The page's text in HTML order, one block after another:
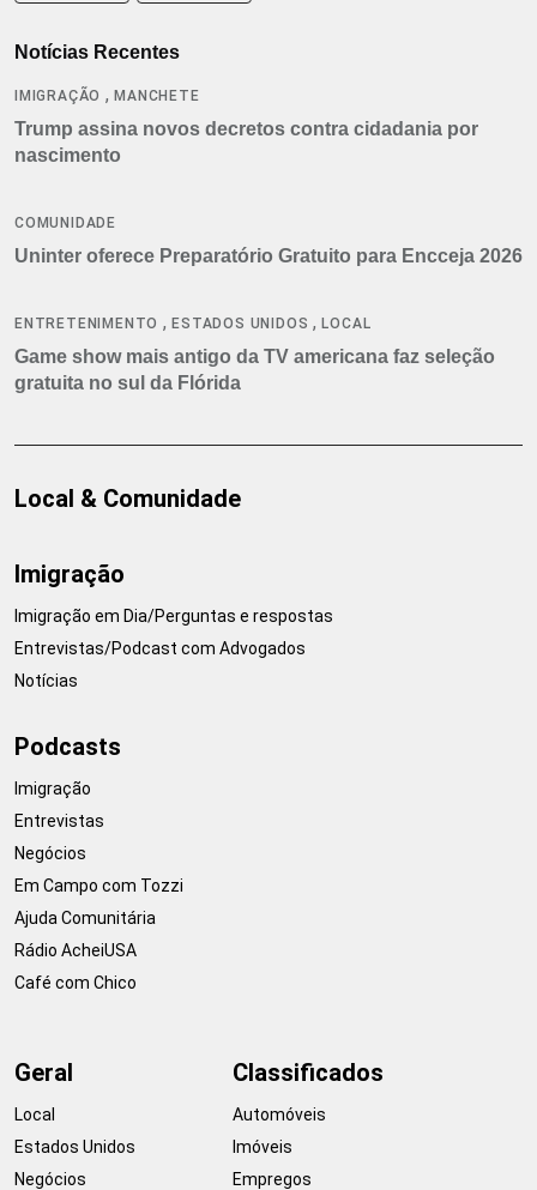
Notícias Recentes
IMIGRAÇÃO ,MANCHETE
Trump assina novos decretos contra cidadania por
nascimento
COMUNIDADE
Uninter oferece Preparatório Gratuito para Encceja 2026
ENTRETENIMENTO ,ESTADOS UNIDOS ,LOCAL
Game show mais antigo da TV americana faz seleção
gratuita no sul da Flórida
Local & Comunidade
Imigração
Imigração em Dia/Perguntas e respostas
Entrevistas/Podcast com Advogados
Notícias
Podcasts
Imigração
Entrevistas
Negócios
Em Campo com Tozzi
Ajuda Comunitária
Rádio AcheiUSA
Café com Chico
Geral
Local
Estados Unidos
Negócios
Classificados
Automóveis
Imóveis
Empregos